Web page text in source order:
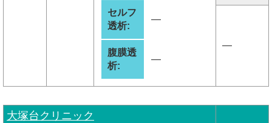
セルフ
透析:
―
腹膜透
析:
―
―
大塚台クリニック